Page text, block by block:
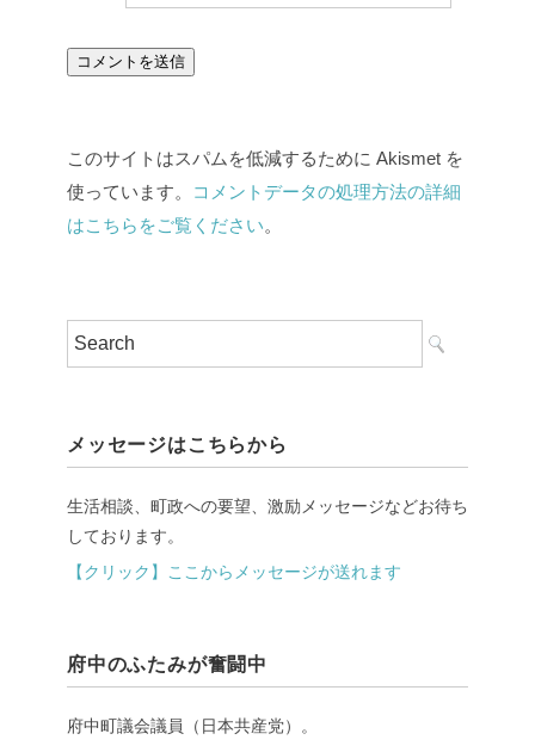
このサイトはスパムを低減するために Akismet を
使っています。
コメントデータの処理方法の詳細
はこちらをご覧ください。
メッセージはこちらから
生活相談、町政への要望、激励メッセージなどお待ち
しております。
【クリック】ここからメッセージが送れます
府中のふたみが奮闘中
府中町議会議員（日本共産党）。